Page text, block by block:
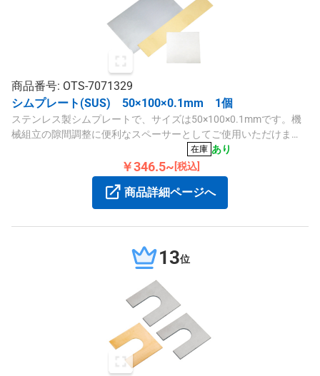
商品番号: OTS-7071329
シムプレート(SUS) 50×100×0.1mm 1個
ステンレス製シムプレートで、サイズは50×100×0.1mmです。機
械組立の隙間調整に便利なスペーサーとしてご使用いただけま
在庫 あり
￥346.5~ [税込]
商品詳細ページへ
13位